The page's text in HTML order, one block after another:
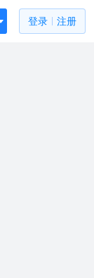
登录 注册